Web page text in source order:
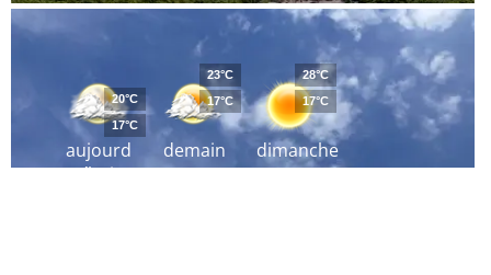
aujourd
´hui
20°C
17°C
demain
23°C
17°C
dimanche
28°C
17°C